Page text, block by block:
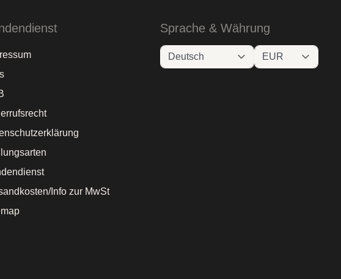
Info zur MwSt
Sprache & Währung